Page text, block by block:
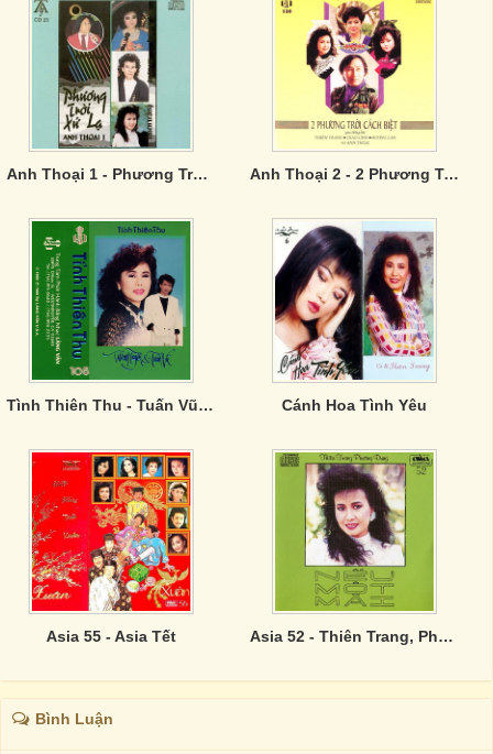
Anh Thoại 1 - Phương Trời Xứ Lạ Anh Thoại 2 - 2 Phương Trời Cách Biệt
Tình Thiên Thu - Tuấn Vũ, Thanh Tuyền Cánh Hoa Tình Yêu
Asia 55 - Asia Tết Asia 52 - Thiên Trang, Phương Dung - Nếu Một Mai
Bình Luận